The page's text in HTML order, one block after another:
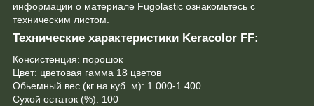
информации о материале Fugolastic ознакомьтесь с
техническим листом.
Технические характеристики Keracolor FF:
Консистенция: порошок
Цвет: цветовая гамма 18 цветов
Обьемный вес (кг на куб. м): 1.000-1.400
Сухой остаток (%): 100